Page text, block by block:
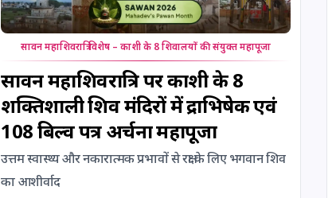
सावन महाशिवरात्रि विशेष – काशी के 8 शिवालयों की संयुक्त महापूजा
सावन महाशिवरात्रि पर काशी के 8
शक्तिशाली शिव मंदिरों में रुद्राभिषेक एवं
108 बिल्व पत्र अर्चना महापूजा
उत्तम स्वास्थ्य और नकारात्मक प्रभावों से रक्षा के लिए भगवान शिव
का आशीर्वाद